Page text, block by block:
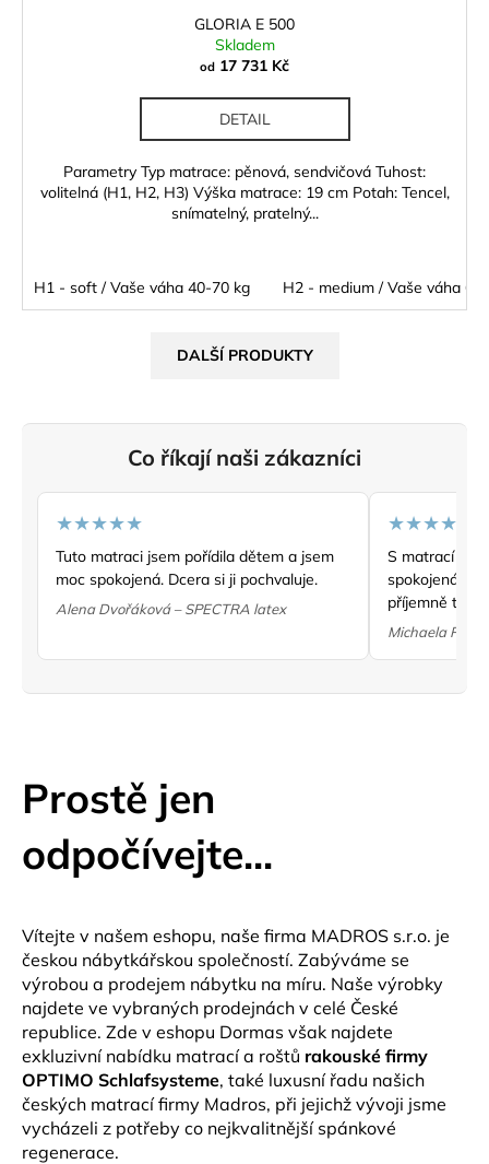
GLORIA E 500
Skladem
od 17 731 Kč
DETAIL
Parametry Typ matrace: pěnová, sendvičová Tuhost:
volitelná (H1, H2, H3) Výška matrace: 19 cm Potah: Tencel,
snímatelný, pratelný...
H1 - soft / Vaše váha 40-70 kg H2 - medium / Vaše váha 60
DALŠÍ PRODUKTY
Co říkají naši zákazníci
★★★★★
Tuto matraci jsem pořídila dětem a jsem
moc spokojená. Dcera si ji pochvaluje.
Alena Dvořáková – SPECTRA latex
★★★★★
S matrací
spokojená. Je
příjemně tuhá.
Michaela P. –
Prostě jen
odpočívejte...
Vítejte v našem eshopu, naše firma MADROS s.r.o. je
českou nábytkářskou společností. Zabýváme se
výrobou a prodejem nábytku na míru. Naše výrobky
najdete ve vybraných prodejnách v celé České
republice. Zde v eshopu Dormas však najdete
exkluzivní nabídku matrací a roštů rakouské firmy
OPTIMO Schlafsysteme, také luxusní řadu našich
českých matrací firmy Madros, při jejichž vývoji jsme
vycházeli z potřeby co nejkvalitnější spánkové
regenerace.